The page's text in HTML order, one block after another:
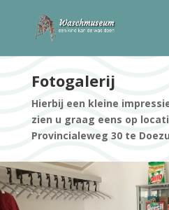
Fotogalerij
Hierbij een kleine
zien u graag eens op
Provincialeweg 30 te